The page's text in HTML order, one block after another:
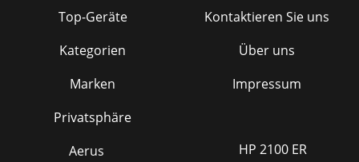
Top-Geräte
Kategorien
Marken
Privatsphäre
Kontaktieren Sie uns
Über uns
Impressum
Aerus
HP 2100 ER